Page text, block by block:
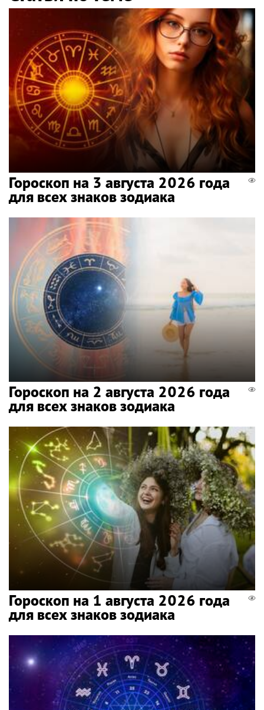
Гороскоп на 3 августа 2026 года
для всех знаков зодиака
Гороскоп на 2 августа 2026 года
для всех знаков зодиака
Гороскоп на 1 августа 2026 года
для всех знаков зодиака